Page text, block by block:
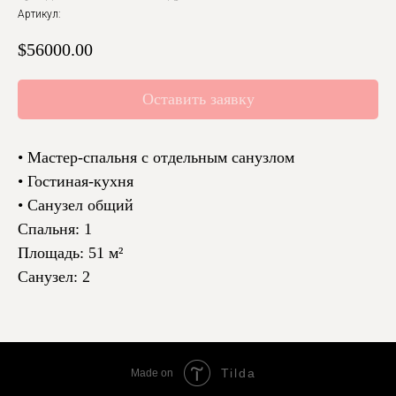
Артикул:
$56000.00
Оставить заявку
• Мастер-спальня с отдельным санузлом
• Гостиная-кухня
• Санузел общий
Спальня: 1
Площадь: 51 м²
Санузел: 2
Made on Tilda